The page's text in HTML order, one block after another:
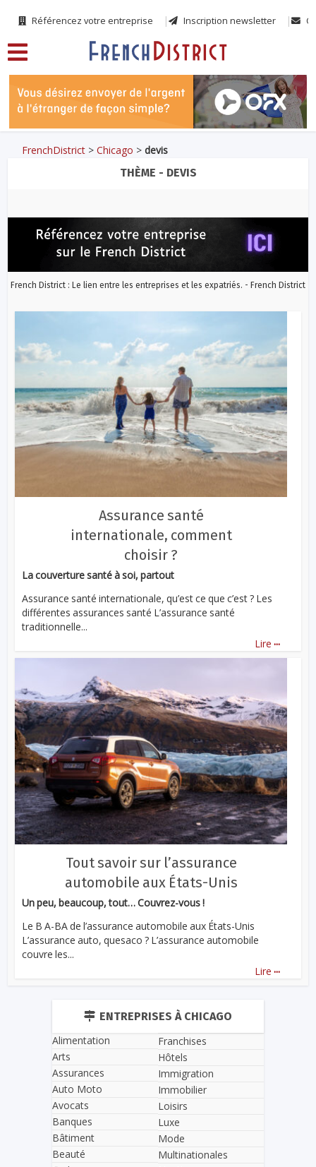
Référencez votre entreprise Inscription newsletter
FrenchDistrict >Chicago >devis
THÈME - DEVIS
French District : Le lien entre les entreprises et les expatriés. - French District
Assurance santé
internationale, comment
choisir ?
La couverture santé à soi, partout
Assurance santé internationale, qu’est ce que c’est ? Les
différentes assurances santé L’assurance santé
traditionnelle...
Lire ...
Tout savoir sur l’assurance
automobile aux États-Unis
Un peu, beaucoup, tout… Couvrez-vous !
Le B A-BA de l’assurance automobile aux États-Unis
L’assurance auto, quesaco ? L’assurance automobile
couvre les...
Lire ...
ENTREPRISES À CHICAGO
Alimentation
Arts
Assurances
Auto Moto
Avocats
Banques
Bâtiment
Beauté
Franchises
Hôtels
Immigration
Immobilier
Loisirs
Luxe
Mode
Multinationales